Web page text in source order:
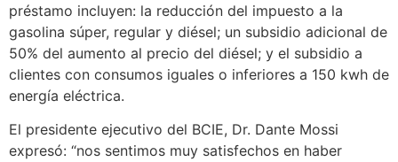
préstamo incluyen: la reducción del impuesto a la
gasolina súper, regular y diésel; un subsidio adicional de
50% del aumento al precio del diésel; y el subsidio a
clientes con consumos iguales o inferiores a 150 kwh de
energía eléctrica.
El presidente ejecutivo del BCIE, Dr. Dante Mossi
expresó: “nos sentimos muy satisfechos en haber